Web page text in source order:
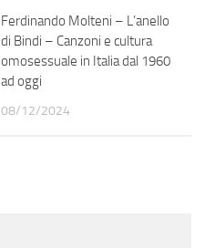
Ferdinando Molteni – L’anello
di Bindi – Canzoni e cultura
omosessuale in Italia dal 1960
ad oggi
08/12/2024